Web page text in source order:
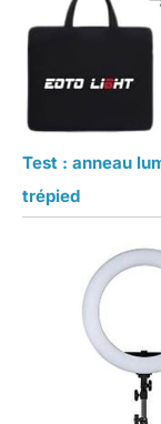
Test : anneau
trépied